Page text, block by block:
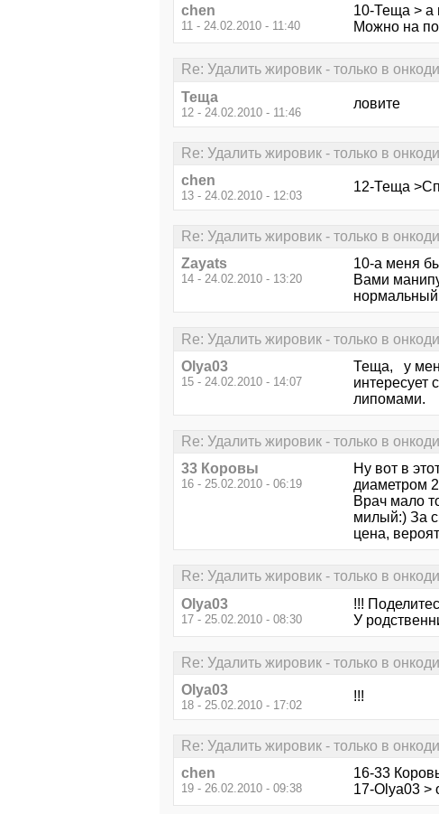
chen
11 - 24.02.2010 - 11:40
10-Теща > а
Можно на
Re: Удалить жировик - только в
Теща
12 - 24.02.2010 - 11:46
ловите
Re: Удалить жировик - только в
chen
13 - 24.02.2010 - 12:03
12-Теща
Re: Удалить жировик - только в
Zayats
14 - 24.02.2010 - 13:20
10-а меня
Вами
нормальный
Re: Удалить жировик - только в
Olya03
15 - 24.02.2010 - 14:07
Теща, у
интересует
липомами.
Re: Удалить жировик - только в
33 Коровы
16 - 25.02.2010 - 06:19
Ну вот в
диаметром
Врач мало
милый:) За
цена,
Re: Удалить жировик - только в
Olya03
17 - 25.02.2010 - 08:30
!!!
У
Re: Удалить жировик - только в
Olya03
18 - 25.02.2010 - 17:02
!!!
Re: Удалить жировик - только в
chen
19 - 26.02.2010 - 09:38
16-33
17-Olya03 >